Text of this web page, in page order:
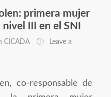
primera mujer
III en el SNI
CICADA Leave a
co-responsable de